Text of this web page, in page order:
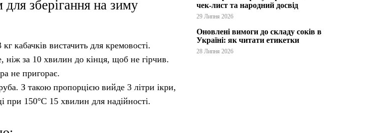
для зберігання на зиму
кабачків вистачить для кремовості.
ніж за 10 хвилин до кінця, щоб не гірчив.
не пригорає.
З такою пропорцією вийде 3 літри ікри,
при 150°C 15 хвилин для надійності.
чек-лист та народний досвід
29 Липня 2026
Оновлені вимоги до складу соків в
Україні: як читати етикетки
28 Липня 2026